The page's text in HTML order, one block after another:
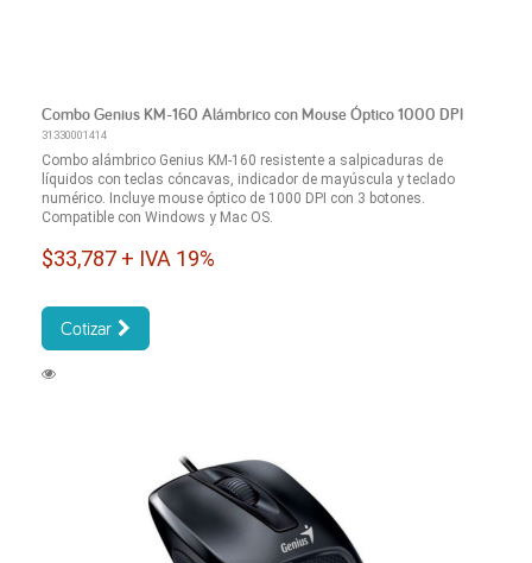
Combo Genius KM-160 Alámbrico con Mouse Óptico 1000 DPI
31330001414
Combo alámbrico Genius KM-160 resistente a salpicaduras de
líquidos con teclas cóncavas, indicador de mayúscula y teclado
numérico. Incluye mouse óptico de 1000 DPI con 3 botones.
Compatible con Windows y Mac OS.
$33,787 + IVA 19%
Cotizar